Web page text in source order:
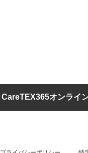
CareTEX365オンライ